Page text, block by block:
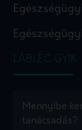
LÁBLÉC GYIK
Mennyibe
tanácsadás?